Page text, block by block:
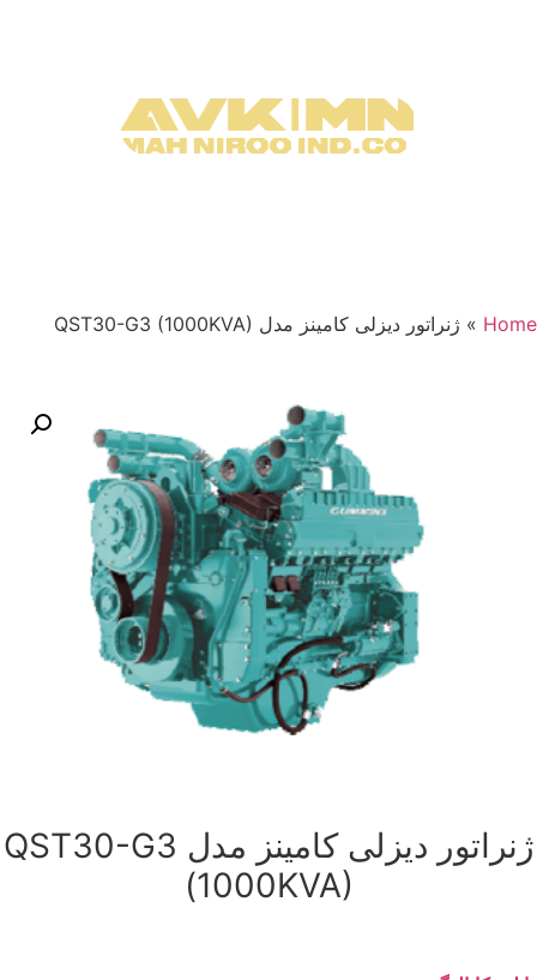
Home
» ژنراتور دیزلی کامینز مدل QST30-G3 (1000KVA)
ژنراتور دیزلی کامینز مدل QST30-G3
(1000KVA)